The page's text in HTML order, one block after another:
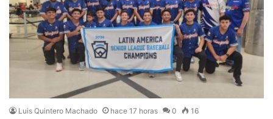
Luis Quintero Machado hace 17 horas 0 16